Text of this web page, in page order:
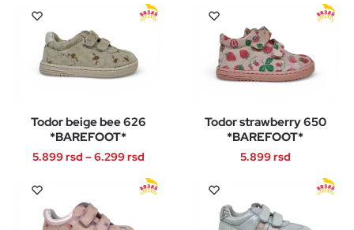
stranici
proizvoda.
stranici
proizvoda.
proizvod
ima
više
varijanti.
mogu
biti
izabrane
proizvoda.
proizvod
ima
više
varijanti.
mogu
biti
izabrane
proizvoda.
Todor beige bee 626
*BAREFOOT*
5.899rsd –6.299rsdRaspon
od
proizvod
ima
Todor strawberry 650
*BAREFOOT*
5.899rsd
proizvod
ima